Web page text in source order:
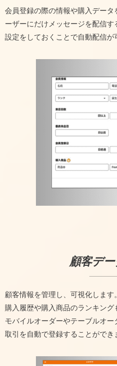
会員登録の際の情報や購入デー
ーザーにだけメッセージを配信す
設定をしておくことで自動配信が
顧客デ
顧客情報を管理し、可視化します。
購入履歴や購入商品のランキング
モバイルオーダーやテーブルオ
取引を自動で登録することができ